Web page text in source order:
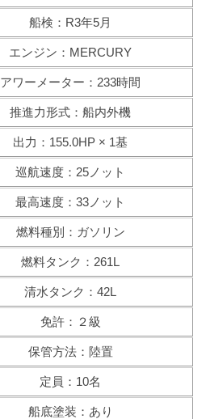
船検：R3年5月
エンジン：MERCURY
アワーメーター：233時間
推進力形式：船内外機
出力：155.0HP × 1基
巡航速度：25ノット
最高速度：33ノット
燃料種別：ガソリン
燃料タンク：261L
清水タンク：42L
免許：２級
保管方法：陸置
定員：10名
船底塗装：あり